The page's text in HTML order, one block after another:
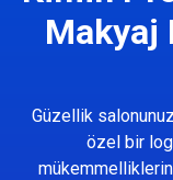
Makyaj
Güzellik
özel bir